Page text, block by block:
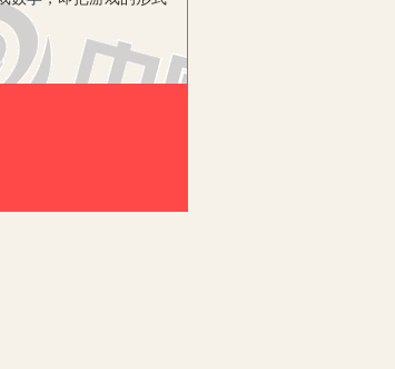
游戏化数学在小学数
，不注重引进新的教
、提高学生的数学能